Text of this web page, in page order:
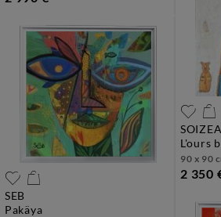
l'ours
90 x 90
2 350
SEB
pakäya